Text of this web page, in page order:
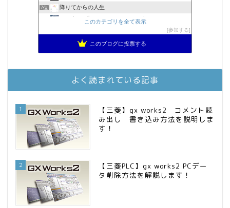
7位 降りてからの人生
2023年(46歳)FIRE！！！＠20XX年FIRE！！！
スパコンSEが効率的投資で一家セミリタイアするブログ
11位 MBAのインデックス投資日記
お金に困らない生活（インデックス投資ブログ）
このカテゴリを全て表示
参加する
このブログに投票する
よく読まれている記事
1
【三菱】gx works2 コメント読
み出し 書き込み方法を説明しま
す！
2
【三菱PLC】gx works2 PCデー
タ削除方法を解説します！